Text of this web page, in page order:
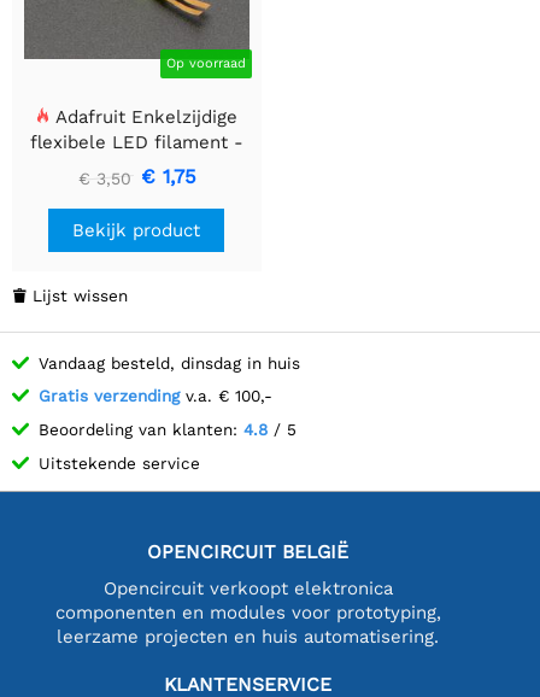
Op voorraad
Adafruit Enkelzijdige
flexibele LED filament -
3V 25mm lang - Groen
€ 3,50 € 1,75
Bekijk product
 Lijst wissen
Vandaag besteld, dinsdag in huis
Gratis verzendingv.a. € 100,-
Beoordeling van klanten: 4.8 / 5
Uitstekende service
OPENCIRCUIT BELGIË
Opencircuit verkoopt elektronica
componenten en modules voor prototyping,
leerzame projecten en huis automatisering.
KLANTENSERVICE